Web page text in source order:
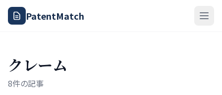
PatentMatch
クレーム
8件の記事